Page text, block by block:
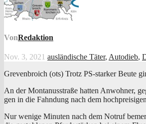
VonRedaktion
Nov. 3, 2021 ausländische Täter, Autodieb,
Gre­ven­broich (ots) Trotz PS-star­ker Beu­te
An der Mon­ta­nus­stra­ße hat­ten Anwoh­ner,
gen in die Fahn­dung nach dem
Nur weni­ge Minu­ten nach dem Not­ruf